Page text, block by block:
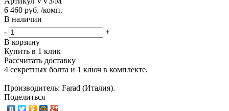
6 460 руб. /комп.
В наличии
-
+
В корзину
Купить в 1 клик
Рассчитать доставку
4 секретных болта и 1 ключ в комплекте.
Производитель: Farad (Италия).
Поделиться